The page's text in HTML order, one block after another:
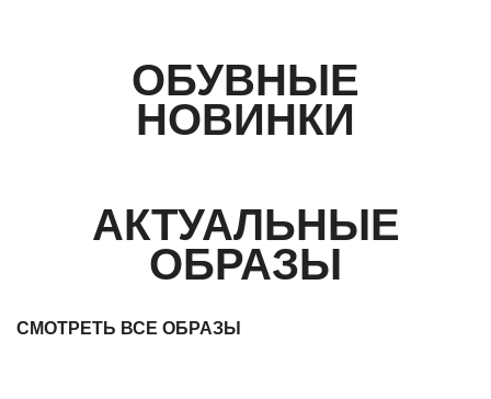
ОБУВНЫЕ
НОВИНКИ
АКТУАЛЬНЫЕ
ОБРАЗЫ
СМОТРЕТЬ ВСЕ ОБРАЗЫ